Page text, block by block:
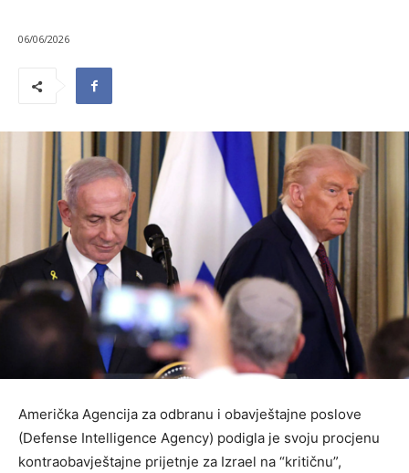
06/06/2026
Američka Agencija za odbranu i obavještajne poslove
(Defense Intelligence Agency) podigla je svoju procjenu
kontraobavještajne prijetnje za Izrael na “kritičnu”,